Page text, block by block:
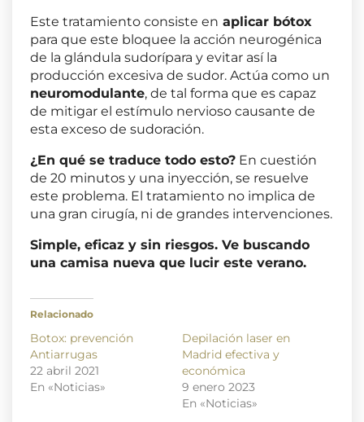
Este tratamiento consiste en aplicar bótox
para que este bloquee la acción neurogénica
de la glándula sudorípara y evitar así la
producción excesiva de sudor. Actúa como un
neuromodulante, de tal forma que es capaz
de mitigar el estímulo nervioso causante de
esta exceso de sudoración.
¿En qué se traduce todo esto? En cuestión
de 20 minutos y una inyección, se resuelve
este problema. El tratamiento no implica de
una gran cirugía, ni de grandes intervenciones.
Simple, eficaz y sin riesgos. Ve buscando
una camisa nueva que lucir este verano.
Relacionado
Botox: prevención
Antiarrugas
22 abril 2021
En «Noticias»
Depilación laser en
Madrid efectiva y
económica
9 enero 2023
En «Noticias»